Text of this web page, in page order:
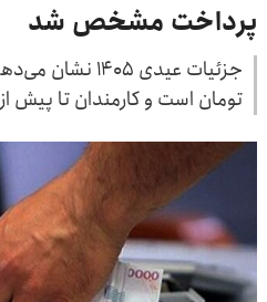
پرداخت مشخص شد
تومان است و کارمندان تا پیش